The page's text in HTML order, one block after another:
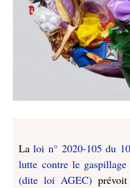
Laloi n° 2020-105 du
lutte contre le
(dite loi AGEC)